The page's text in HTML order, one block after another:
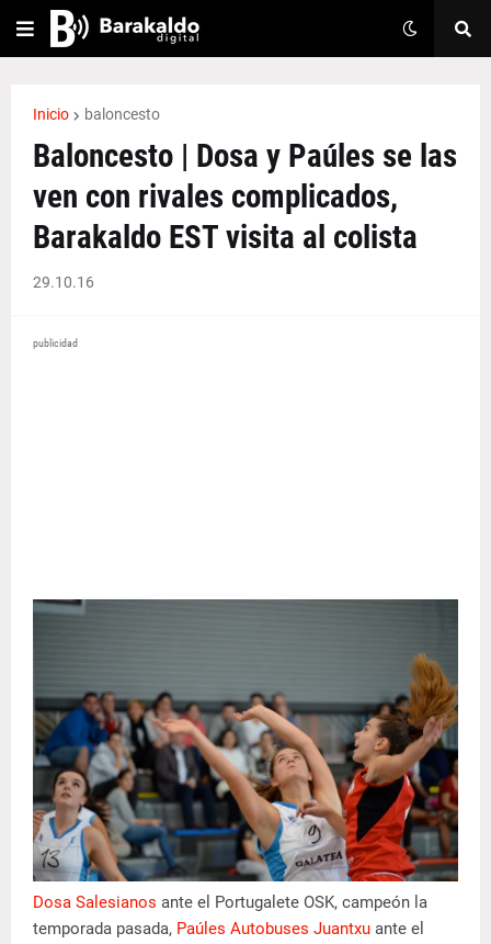
Inicio baloncesto
Baloncesto | Dosa y Paúles se las
ven con rivales complicados,
Barakaldo EST visita al colista
29.10.16
publicidad
Dosa Salesianos ante el Portugalete OSK, campeón la
temporada pasada, Paúles Autobuses Juantxu ante el